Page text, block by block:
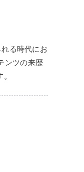
る時代にお
ンツの来歴